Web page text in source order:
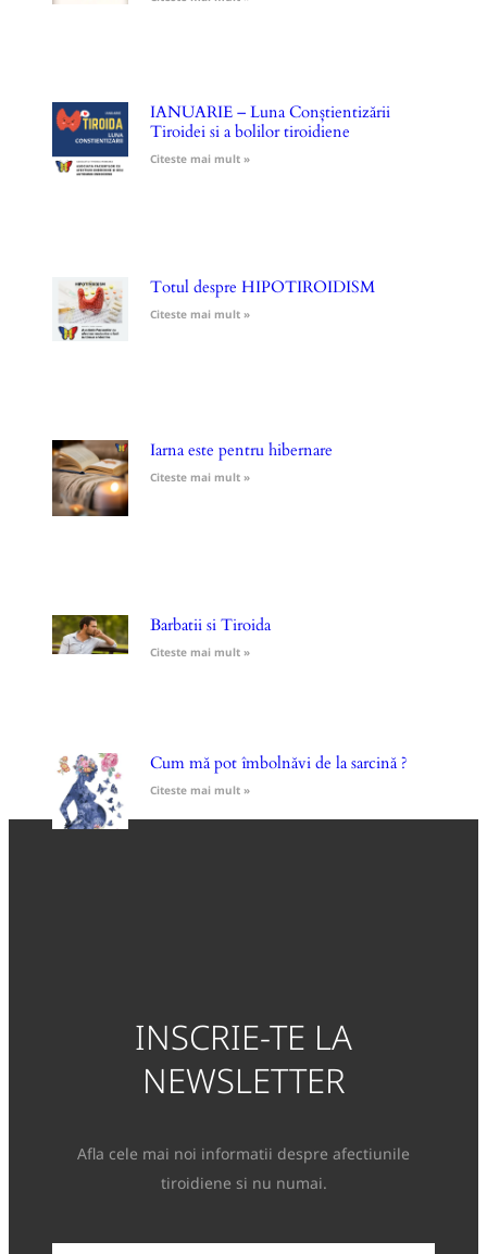
IANUARIE – Luna Conștientizării
Tiroidei si a bolilor tiroidiene
Citeste mai mult »
Totul despre HIPOTIROIDISM
Citeste mai mult »
Iarna este pentru hibernare
Citeste mai mult »
Barbatii si Tiroida
Citeste mai mult »
Cum mă pot îmbolnăvi de la sarcină ?
Citeste mai mult »
INSCRIE-TE LA
NEWSLETTER
Afla cele mai noi informatii despre afectiunile
tiroidiene si nu numai.